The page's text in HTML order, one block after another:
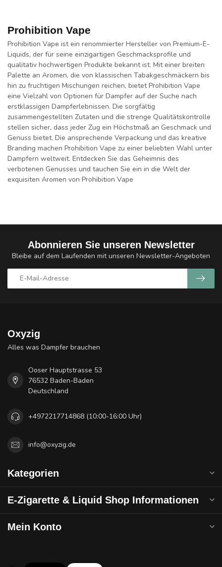
Prohibition Vape
Prohibition Vape ist ein renommierter Hersteller von Premium-E-
Liquids, der für seine einzigartigen Geschmacksprofile und
qualitativ hochwertigen Produkte bekannt ist. Mit einer breiten
Palette an Aromen, die von klassischen Tabakgeschmäckern bis
hin zu fruchtigen Mischungen reichen, bietet Prohibition Vape
eine Vielzahl von Optionen für Dampfer auf der Suche nach
erstklassigen Dampferlebnissen. Die sorgfältig
zusammengestellten Zutaten und die strenge Qualitätskontrolle
stellen sicher, dass jeder Zug ein Höchstmaß an Geschmack und
Genuss bietet. Die ansprechende Verpackung und das kreative
Branding machen Prohibition Vape zu einer beliebten Wahl unter
Dampfern weltweit. Entdecken Sie das Geheimnis des
verbotenen Genusses und tauchen Sie ein in die Welt der
exquisiten Aromen von Prohibition Vape
Abonnieren Sie unseren Newsletter
Bleibe auf dem Laufenden mit unseren Newsletter-Angeboten
Oxyzig
Alles was Dampfer brauchen
Ooser Hauptstrasse 53
76532 Baden-Baden
Deutschland
+4972217714868 (10:00-16:00 Uhr)
info@oxyzig.de
Kategorien
E-Zigarette & Liquid Shop Informationen
Mein Konto